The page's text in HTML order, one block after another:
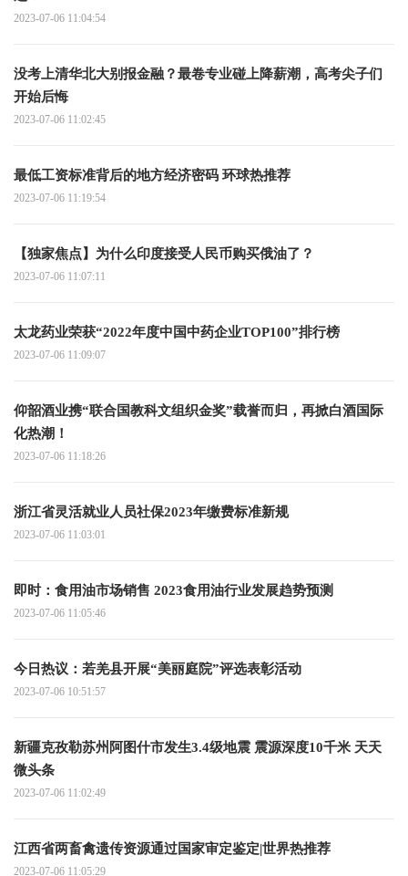
2023-07-06 11:04:54
没考上清华北大别报金融？最卷专业碰上降薪潮，高考尖子们
开始后悔
2023-07-06 11:02:45
最低工资标准背后的地方经济密码 环球热推荐
2023-07-06 11:19:54
【独家焦点】为什么印度接受人民币购买俄油了？
2023-07-06 11:07:11
太龙药业荣获“2022年度中国中药企业TOP100”排行榜
2023-07-06 11:09:07
仰韶酒业携“联合国教科文组织金奖”载誉而归，再掀白酒国际
化热潮！
2023-07-06 11:18:26
浙江省灵活就业人员社保2023年缴费标准新规
2023-07-06 11:03:01
即时：食用油市场销售 2023食用油行业发展趋势预测
2023-07-06 11:05:46
今日热议：若羌县开展“美丽庭院”评选表彰活动
2023-07-06 10:51:57
新疆克孜勒苏州阿图什市发生3.4级地震 震源深度10千米 天天
微头条
2023-07-06 11:02:49
江西省两畜禽遗传资源通过国家审定鉴定|世界热推荐
2023-07-06 11:05:29